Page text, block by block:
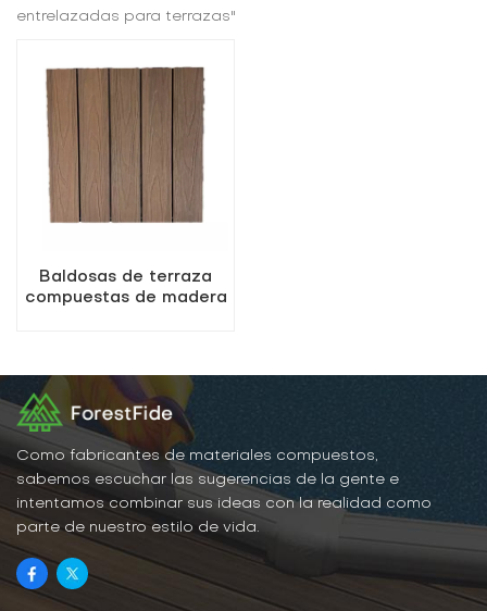
entrelazadas para terrazas"
Baldosas de terraza
compuestas de madera
Como fabricantes de materiales compuestos,
sabemos escuchar las sugerencias de la gente e
intentamos combinar sus ideas con la realidad como
parte de nuestro estilo de vida.